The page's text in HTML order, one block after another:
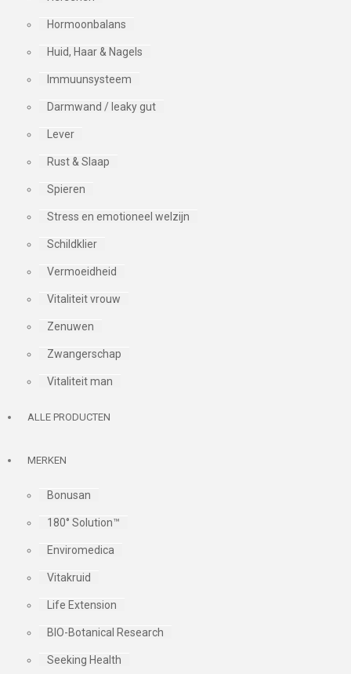
Hormoonbalans
Huid, Haar & Nagels
Immuunsysteem
Darmwand / leaky gut
Lever
Rust & Slaap
Spieren
Stress en emotioneel welzijn
Schildklier
Vermoeidheid
Vitaliteit vrouw
Zenuwen
Zwangerschap
Vitaliteit man
ALLE PRODUCTEN
MERKEN
Bonusan
180° Solution™
Enviromedica
Vitakruid
Life Extension
BIO-Botanical Research
Seeking Health